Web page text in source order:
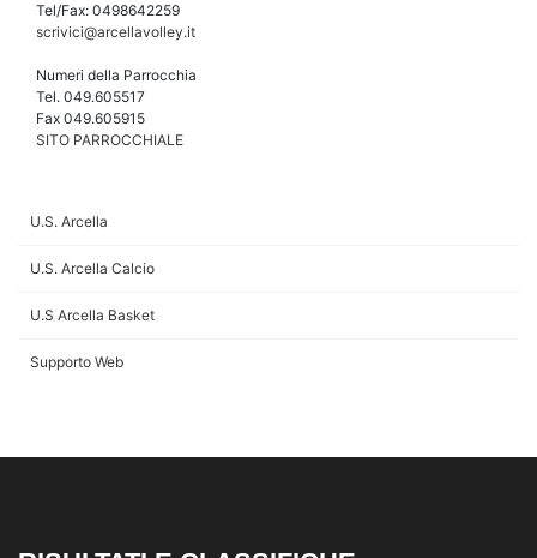
Tel/Fax: 0498642259
scrivici@arcellavolley.it
Numeri della Parrocchia
Tel. 049.605517
Fax 049.605915
SITO PARROCCHIALE
U.S. Arcella
U.S. Arcella Calcio
U.S Arcella Basket
Supporto Web